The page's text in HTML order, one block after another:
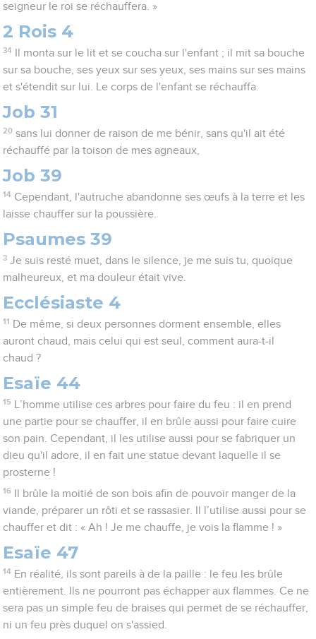
seigneur le roi se réchauffera. »
2 Rois 4
34
Il monta sur le lit et se coucha sur l'enfant ; il mit sa bouche
sur sa bouche, ses yeux sur ses yeux, ses mains sur ses mains
et s'étendit sur lui. Le corps de l'enfant se réchauffa.
Job 31
20 sans lui donner de raison de me bénir, sans qu'il ait été
réchauffé par la toison de mes agneaux,
Job 39
14 Cependant, l'autruche abandonne ses œufs à la terre et les
laisse chauffer sur la poussière.
Psaumes 39
3 Je suis resté muet, dans le silence, je me suis tu, quoique
malheureux, et ma douleur était vive.
Ecclésiaste 4
11 De même, si deux personnes dorment ensemble, elles
auront chaud, mais celui qui est seul, comment aura-t-il
chaud ?
Esaïe 44
15
L’homme utilise ces arbres pour faire du feu : il en prend
une partie pour se chauffer, il en brûle aussi pour faire cuire
son pain. Cependant, il les utilise aussi pour se fabriquer un
dieu qu'il adore, il en fait une statue devant laquelle il se
prosterne !
16
Il brûle la moitié de son bois afin de pouvoir manger de la
viande, préparer un rôti et se rassasier. Il l’utilise aussi pour se
chauffer et dit : « Ah ! Je me chauffe, je vois la flamme ! »
Esaïe 47
14 En réalité, ils sont pareils à de la paille : le feu les brûle
entièrement. Ils ne pourront pas échapper aux flammes. Ce ne
sera pas un simple feu de braises qui permet de se réchauffer,
ni un feu près duquel on s'assied.